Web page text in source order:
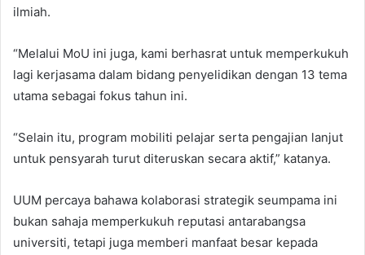
ilmiah.
“Melalui MoU ini juga, kami berhasrat untuk memperkukuh
lagi kerjasama dalam bidang penyelidikan dengan 13 tema
utama sebagai fokus tahun ini.
“Selain itu, program mobiliti pelajar serta pengajian lanjut
untuk pensyarah turut diteruskan secara aktif,” katanya.
UUM percaya bahawa kolaborasi strategik seumpama ini
bukan sahaja memperkukuh reputasi antarabangsa
universiti, tetapi juga memberi manfaat besar kepada